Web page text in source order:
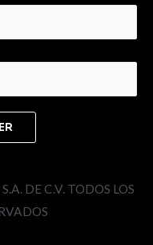
DE C.V. TODOS LOS